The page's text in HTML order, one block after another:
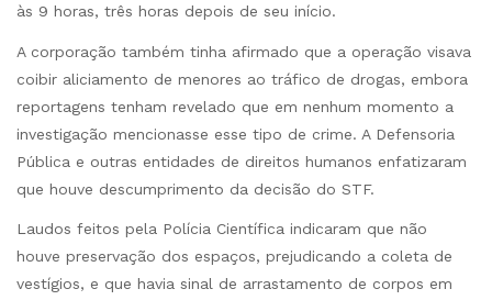
às 9 horas, três horas depois de seu início.
A corporação também tinha afirmado que a operação visava
coibir aliciamento de menores ao tráfico de drogas, embora
reportagens tenham revelado que em nenhum momento a
investigação mencionasse esse tipo de crime. A Defensoria
Pública e outras entidades de direitos humanos enfatizaram
que houve descumprimento da decisão do STF.
Laudos feitos pela Polícia Científica indicaram que não
houve preservação dos espaços, prejudicando a coleta de
vestígios, e que havia sinal de arrastamento de corpos em